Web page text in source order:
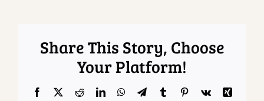
Share This Story, Choose
Your Platform!
Facebook
X RedditLinkedInWhatsApp
TelegramTumblrPinterest
Vk
Xing